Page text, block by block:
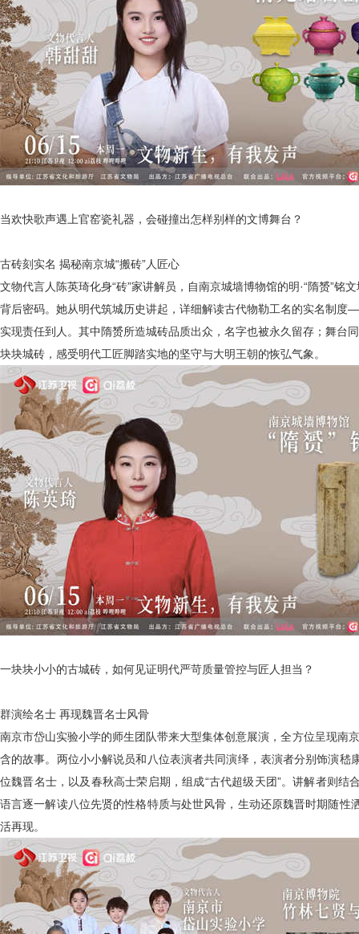
当欢快歌声遇上官窑瓷礼器，会碰撞出怎样别样的文博舞台？
古砖刻实名 揭秘南京城“搬砖”人匠心
文物代言人陈英琦化身“砖”家讲解员，自南京城墙博物馆的明·“隋赟”铭
背后密码。她从明代筑城历史讲起，详细解读古代物勒工名的实名制度
实现责任到人。其中隋赟所造城砖品质出众，名字也被永久留存；舞台
块块城砖，感受明代工匠脚踏实地的坚守与大明王朝的恢弘气象。
一块块小小的古城砖，如何见证明代严苛质量管控与匠人担当？
群演绘名士 再现魏晋名士风骨
南京市岱山实验小学的师生团队带来大型集体创意展演，全方位呈现南
含的故事。两位小小解说员和八位表演者共同演绎，表演者分别饰演嵇
位魏晋名士，以及春秋高士荣启期，组成“古代超级天团”。讲解者则结
语言逐一解读八位先贤的性格特质与处世风骨，生动还原魏晋时期随性
活再现。